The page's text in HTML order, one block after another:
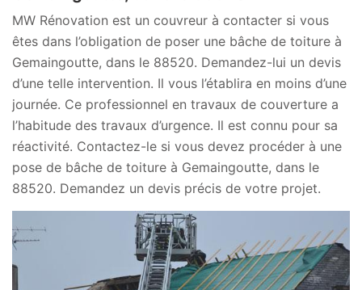
MW Rénovation est un couvreur à contacter si vous
êtes dans l’obligation de poser une bâche de toiture à
Gemaingoutte, dans le 88520. Demandez-lui un devis
d’une telle intervention. Il vous l’établira en moins d’une
journée. Ce professionnel en travaux de couverture a
l’habitude des travaux d’urgence. Il est connu pour sa
réactivité. Contactez-le si vous devez procéder à une
pose de bâche de toiture à Gemaingoutte, dans le
88520. Demandez un devis précis de votre projet.